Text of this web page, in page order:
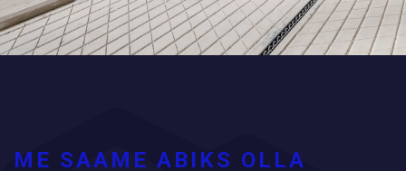
ME SAAME ABIKS OLLA